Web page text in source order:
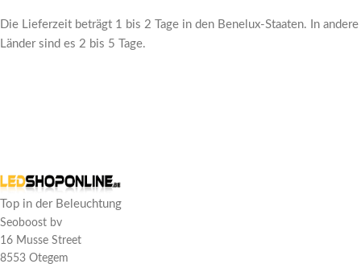
Die Lieferzeit beträgt 1 bis 2 Tage in den Benelux-Staaten. In andere
Länder sind es 2 bis 5 Tage.
Lewis Q
Bewertung: 5/5
Geen betere led strip!
Top in der Beleuchtung
Seoboost bv
16 Musse Street
8553 Otegem